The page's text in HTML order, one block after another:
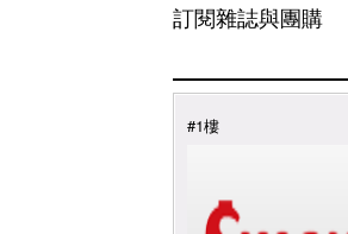
訂閱雜誌與團購
#1樓